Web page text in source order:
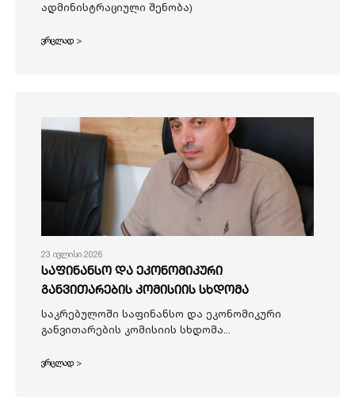
ადმინისტრაციული შენობა)
ვრცლად >
23 ივლისი 2026
საფინანსო და ეკონომიკური
განვითარების კომისიის სხდომა
საკრებულოში საფინანსო და ეკონომიკური
განვითარების კომისიის სხდომა...
ვრცლად >